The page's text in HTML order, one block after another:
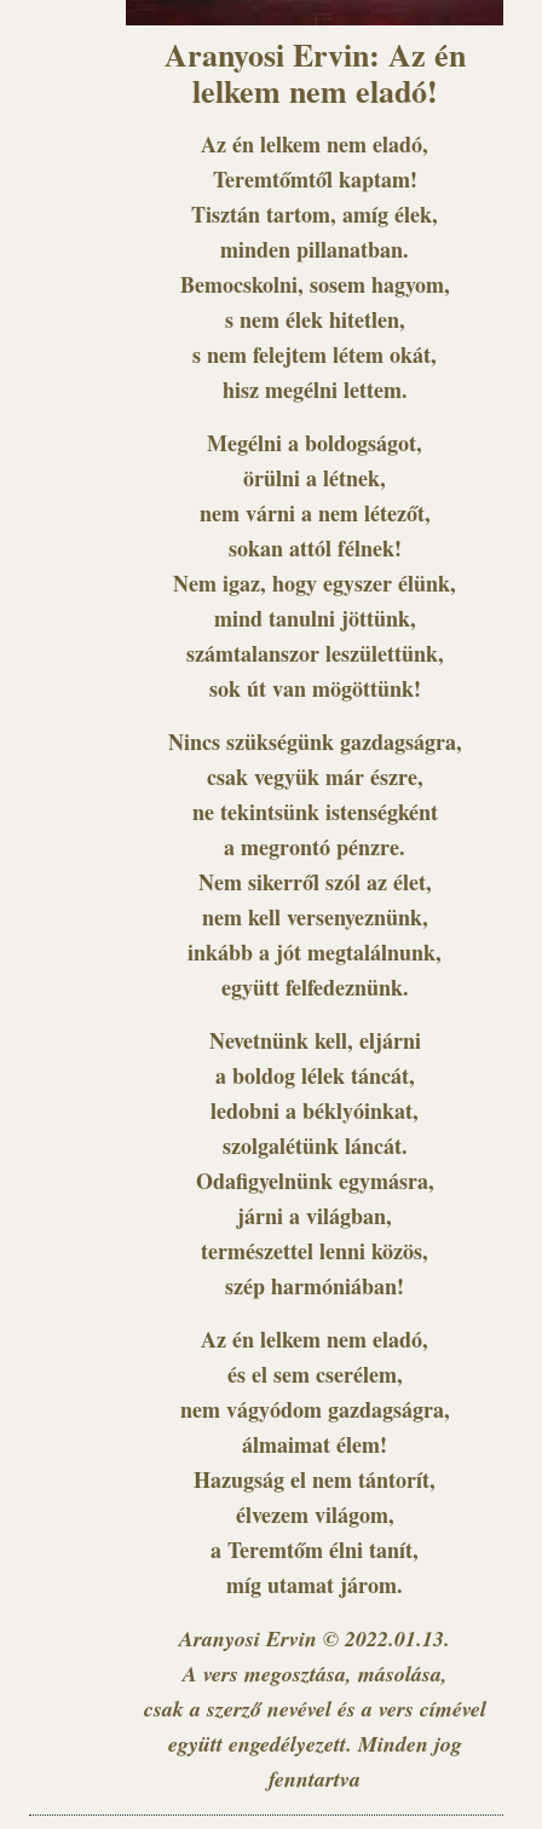
Aranyosi Ervin: Az én
lelkem nem eladó!
Az én lelkem nem eladó,
Teremtőmtől kaptam!
Tisztán tartom, amíg élek,
minden pillanatban.
Bemocskolni, sosem hagyom,
s nem élek hitetlen,
s nem felejtem létem okát,
hisz megélni lettem.
Megélni a boldogságot,
örülni a létnek,
nem várni a nem létezőt,
sokan attól félnek!
Nem igaz, hogy egyszer élünk,
mind tanulni jöttünk,
számtalanszor leszülettünk,
sok út van mögöttünk!
Nincs szükségünk gazdagságra,
csak vegyük már észre,
ne tekintsünk istenségként
a megrontó pénzre.
Nem sikerről szól az élet,
nem kell versenyeznünk,
inkább a jót megtalálnunk,
együtt felfedeznünk.
Nevetnünk kell, eljárni
a boldog lélek táncát,
ledobni a béklyóinkat,
szolgalétünk láncát.
Odafigyelnünk egymásra,
járni a világban,
természettel lenni közös,
szép harmóniában!
Az én lelkem nem eladó,
és el sem cserélem,
nem vágyódom gazdagságra,
álmaimat élem!
Hazugság el nem tántorít,
élvezem világom,
a Teremtőm élni tanít,
míg utamat járom.
Aranyosi Ervin © 2022.01.13.
A vers megosztása, másolása,
csak a szerző nevével és a vers címével
együtt engedélyezett. Minden jog
fenntartva